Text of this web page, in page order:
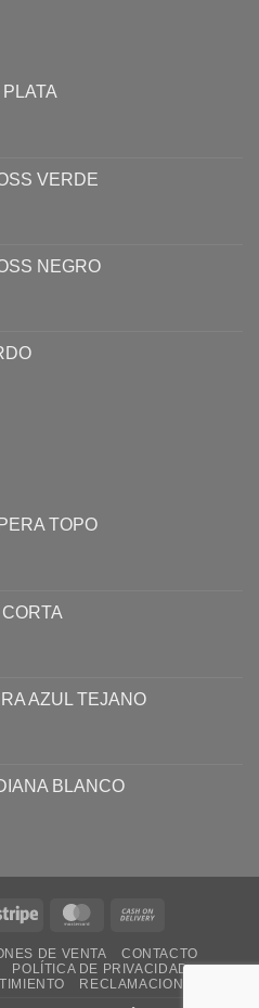
VERDE
NEGRO
TOPO
AZUL TEJANO
BLANCO
Stripe MasterCard
Delivery
DE VENTA
CONTACTO
POLÍTICA DE PRIVACIDAD
RECLAMACIONES